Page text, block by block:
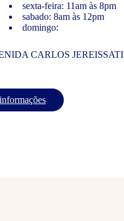
sexta-feira: 11am às 8pm
sabado: 8am às 12pm
domingo:
CARLOS JEREISSATI